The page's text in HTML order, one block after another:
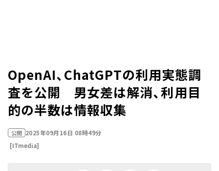
OpenAI、ChatGPTの利用実態調
査を公開 男女差は解消、利用目
的の半数は情報収集
公開 2025年09月16日 08時49分
[ITmedia]